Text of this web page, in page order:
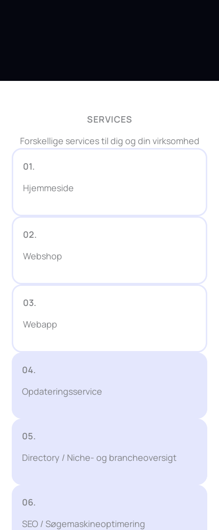
SERVICES
Forskellige services til dig og din virksomhed
01.
Hjemmeside
02.
Webshop
03.
Webapp
04.
Opdateringsservice
05.
Directory / Niche- og brancheoversigt
06.
SEO / Søgemaskineoptimering